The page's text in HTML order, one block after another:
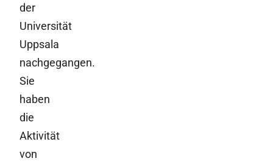
der
Universität
Uppsala
nachgegangen.
Sie
haben
die
Aktivität
von